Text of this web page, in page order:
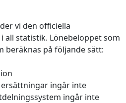
vi den officiella
all statistik. Lönebeloppet som
beräknas på följande sätt:
ingår inte
ingår inte